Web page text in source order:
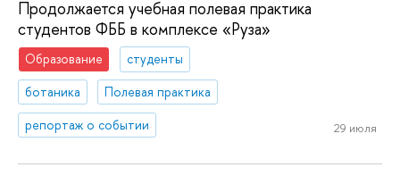
Продолжается учебная полевая практика
студентов ФББ в комплексе «Руза»
Образование
студенты
ботаника
Полевая практика
репортаж о событии
29 июля